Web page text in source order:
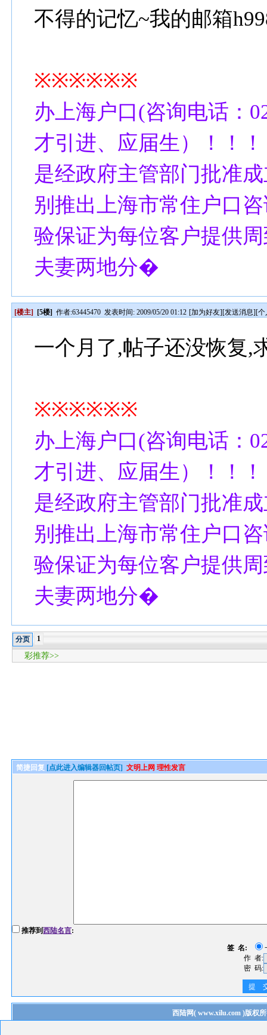
不得的记忆~我的邮箱
※※※※※※
办上海户口(咨询电话：
才引进、应届生）！！
是经政府主管部门批准
别推出上海市常住户口
验保证为每位客户提供
夫妻两地分�
[楼主] [5楼] 作者:63445470 发表时间: 2009/05/20 01:12 [加为好友][发送消息][个
一个月了,帖子还没恢复,
※※※※※※
办上海户口(咨询电话：
才引进、应届生）！！
是经政府主管部门批准
别推出上海市常住户口
验保证为每位客户提供
夫妻两地分�
分页 1
彩推荐>>
简捷回复 [点此进入编辑器回帖页] 文明上网 理性发言
推荐到西陆名言:
签 名:
作 者:
密 码:
提
西陆网( www.xilu.com)版权